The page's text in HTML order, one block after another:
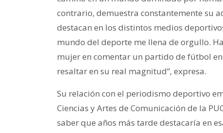
contrario, demuestra constantemente su
destacan en los distintos medios
mundo del deporte me llena de orgullo.
mujer en comentar un partido de fútbol
resaltar en su real magnitud”, expresa.
Su relación con el periodismo deportivo
Ciencias y Artes de Comunicación de la
saber que años más tarde destacaría en